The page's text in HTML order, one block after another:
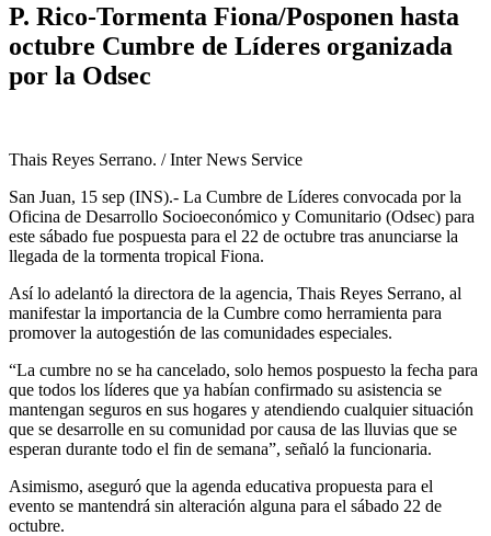
P. Rico-Tormenta Fiona/Posponen hasta
octubre Cumbre de Líderes organizada
por la Odsec
Thais Reyes Serrano. / Inter News Service
San Juan, 15 sep (INS).- La Cumbre de Líderes convocada por la
Oficina de Desarrollo Socioeconómico y Comunitario (Odsec) para
este sábado fue pospuesta para el 22 de octubre tras anunciarse la
llegada de la tormenta tropical Fiona.
Así lo adelantó la directora de la agencia, Thais Reyes Serrano, al
manifestar la importancia de la Cumbre como herramienta para
promover la autogestión de las comunidades especiales.
“La cumbre no se ha cancelado, solo hemos pospuesto la fecha para
que todos los líderes que ya habían confirmado su asistencia se
mantengan seguros en sus hogares y atendiendo cualquier situación
que se desarrolle en su comunidad por causa de las lluvias que se
esperan durante todo el fin de semana”, señaló la funcionaria.
Asimismo, aseguró que la agenda educativa propuesta para el
evento se mantendrá sin alteración alguna para el sábado 22 de
octubre.